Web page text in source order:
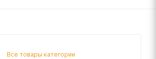
Все товары категории